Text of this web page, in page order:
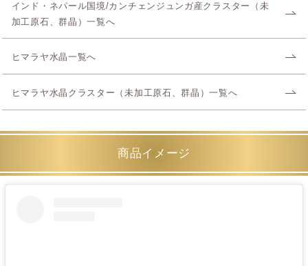
インド・ネパール国境/カンチェンジュンガ産クラスター（未
加工原石、群晶）一覧へ
ヒマラヤ水晶一覧へ
ヒマラヤ水晶クラスター（未加工原石、群晶）一覧へ
商品イメージ